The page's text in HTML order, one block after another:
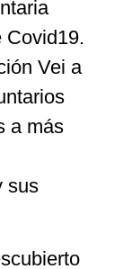
Covid19.
Vei a
a más
sus